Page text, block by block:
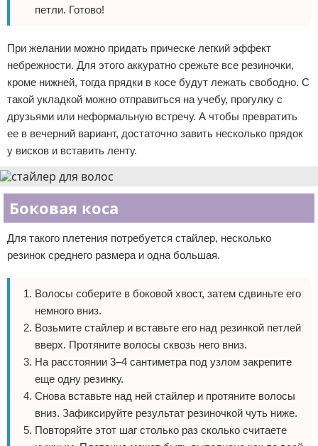
петли. Готово!
При желании можно придать прическе легкий эффект
небрежности. Для этого аккуратно срежьте все резиночки,
кроме нижней, тогда прядки в косе будут лежать свободно. С
такой укладкой можно отправиться на учебу, прогулку с
друзьями или неформальную встречу. А чтобы превратить
ее в вечерний вариант, достаточно завить несколько прядок
у висков и вставить ленту.
Боковая коса
Для такого плетения потребуется стайлер, несколько
резинок среднего размера и одна большая.
Волосы соберите в боковой хвост, затем сдвиньте его
немного вниз.
Возьмите стайлер и вставьте его над резинкой петлей
вверх. Протяните волосы сквозь него вниз.
На расстоянии 3–4 сантиметра под узлом закрепите
еще одну резинку.
Снова вставьте над ней стайлер и протяните волосы
вниз. Зафиксируйте результат резиночкой чуть ниже.
Повторяйте этот шаг столько раз сколько считаете